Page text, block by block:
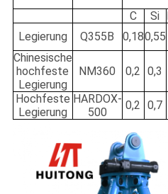
C Si
Legierung
Q355B 0,180,55
Chinesische
hochfeste
Legierung
NM360 0,2 0,3
Hochfeste
Legierung
HARDOX-
500
0,2 0,7